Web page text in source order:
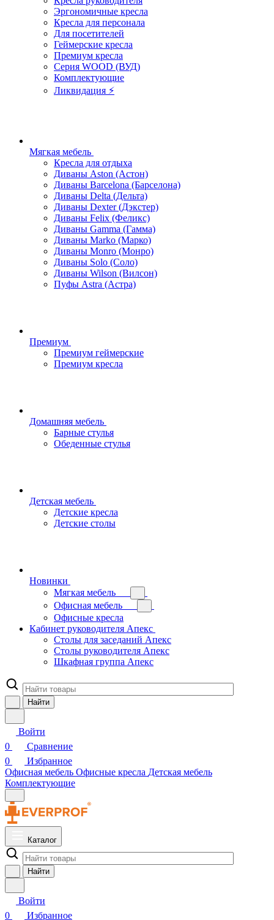
Эргономичные кресла
Кресла для персонала
Для посетителей
Геймерские кресла
Премиум кресла
Серия WOOD (ВУД)
Комплектующие
Ликвидация ⚡
Мягкая мебель
Кресла для отдыха
Диваны Aston (Астон)
Диваны Barcelona (Барселона)
Диваны Delta (Дельта)
Диваны Dexter (Дэкстер)
Диваны Felix (Феликс)
Диваны Gamma (Гамма)
Диваны Marko (Марко)
Диваны Monro (Монро)
Диваны Solo (Соло)
Диваны Wilson (Вилсон)
Пуфы Astra (Астра)
Премиум
Премиум геймерские
Премиум кресла
Домашняя мебель
Барные стулья
Обеденные стулья
Детская мебель
Детские кресла
Детские столы
Новинки
Мягкая мебель
Офисная мебель
Офисные кресла
Кабинет руководителя Апекс
Столы для заседаний Апекс
Столы руководителя Апекс
Шкафная группа Апекс
Найти
Войти
0
Сравнение
0
Избранное
Офисная мебель Офисные кресла Детская мебель
Комплектующие
Каталог
Найти
Войти
0
Избранное